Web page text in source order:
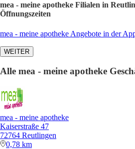
mea - meine apotheke Filialen in
Öffnungszeiten
mea - meine apotheke Angebote in der
WEITER
Alle mea - meine apotheke
mea - meine apotheke
Kaiserstraße 47
72764 Reutlingen
0,78 km